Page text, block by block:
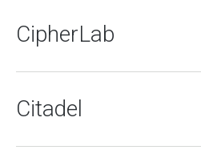
CipherLab
Citadel